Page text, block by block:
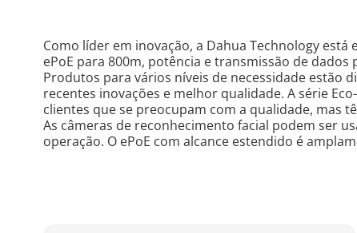
Como líder em inovação, a Dahua Technology
ePoE para 800m, potência e transmissão de
Produtos para vários níveis de necessidade estão
recentes inovações e melhor qualidade. A série
clientes que se preocupam com a qualidade, mas
As câmeras de reconhecimento facial podem ser
operação. O ePoE com alcance estendido é